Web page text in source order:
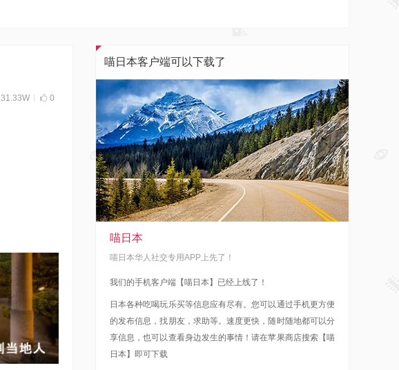
31.33W 0
喵日本客户端可以下载了
喵日本
喵日本华人社交专用APP上先了！
我们的手机客户端【喵日本】已经上线了！
日本各种吃喝玩乐买等信息应有尽有。您可以通过手机更方便
的发布信息，找朋友，求助等。速度更快，随时随地都可以分
享信息，也可以查看身边发生的事情！请在苹果商店搜索【喵
日本】即可下载